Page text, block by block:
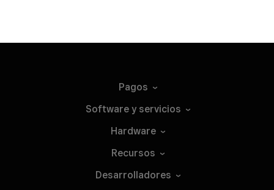
Pagos
Software y servicios
Hardware
Recursos
Desarrolladores